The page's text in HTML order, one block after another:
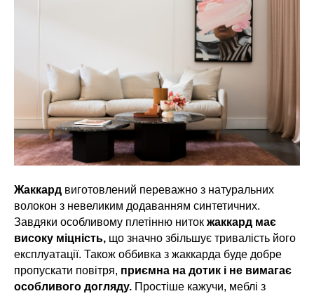
Жаккард виготовлений переважно з натуральних
волокон з невеликим додаванням синтетичних.
Завдяки особливому плетінню ниток жаккард має
високу міцність, що значно збільшує тривалість його
експлуатації. Також оббивка з жаккарда буде добре
пропускати повітря, приємна на дотик і не вимагає
особливого догляду. Простіше кажучи, меблі з